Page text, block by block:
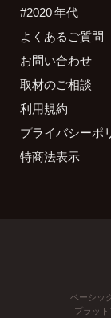
#2020 年代
よくあるご質問
お問い合わせ
取材のご相談
利用規約
プライバシーポ
特商法表示
ベーシッ
プラッ